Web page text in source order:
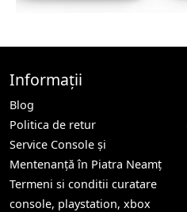
Informații
Blog
Politica de retur
Service Console și
Mentenanță în Piatra Neamț
Termeni si conditii curatare
console, playstation, xbox